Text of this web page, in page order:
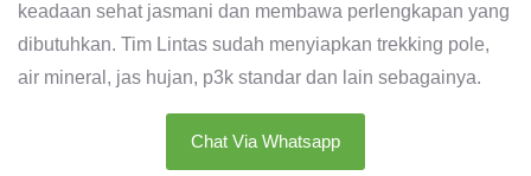
keadaan sehat jasmani dan membawa perlengkapan yang
dibutuhkan. Tim Lintas sudah menyiapkan trekking pole,
air mineral, jas hujan, p3k standar dan lain sebagainya.
Chat Via Whatsapp